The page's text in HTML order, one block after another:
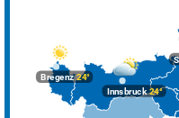
Bregenz24°
Innsbruck24°